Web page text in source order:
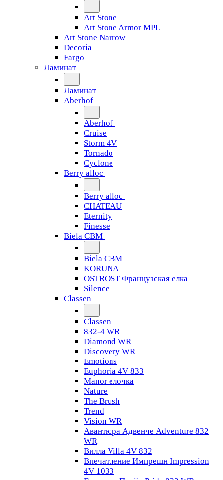
Art Stone
Art Stone Armor MPL
Art Stone Narrow
Decoria
Fargo
Ламинат
Ламинат
Aberhof
Aberhof
Cruise
Storm 4V
Tornado
Сyclone
Berry alloc
Berry alloc
CHATEAU
Eternity
Finesse
Biela CBM
Biela CBM
KORUNA
OSTROST Французская елка
Silence
Classen
Classen
832-4 WR
Diamond WR
Discovery WR
Emotions
Euphoria 4V 833
Manor елочка
Nature
The Brush
Trend
Vision WR
Авантюра Адвенче Adventure 832
WR
Вилла Villa 4V 832
Впечатление Импрешн Impression
4V 1033